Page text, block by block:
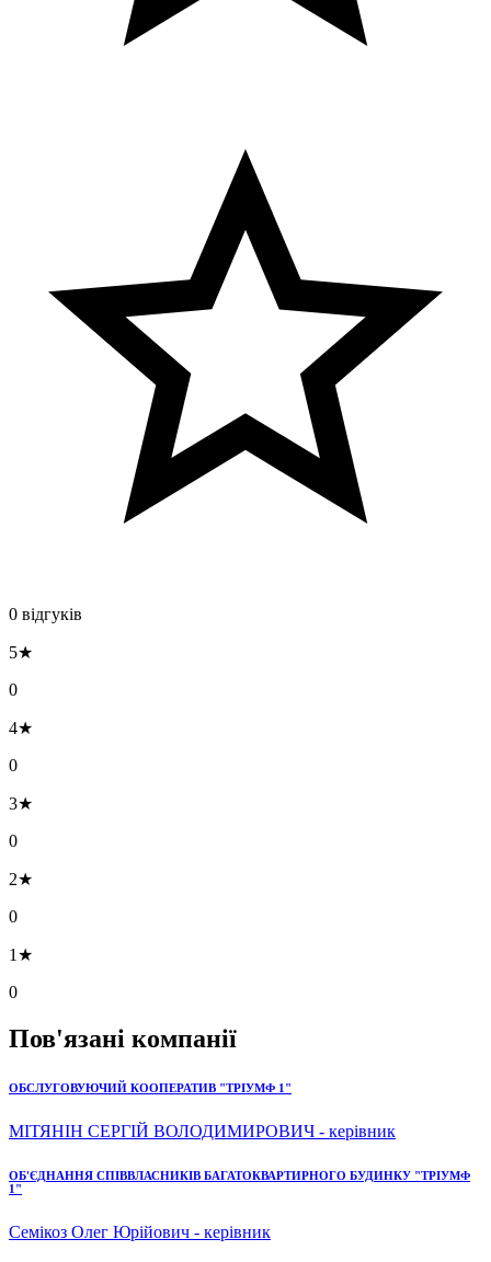
0 відгуків
5★
0
4★
0
3★
0
2★
0
1★
0
Пов'язані компанії
ОБСЛУГОВУЮЧИЙ КООПЕРАТИВ "ТРІУМФ 1"
МІТЯНІН СЕРГІЙ ВОЛОДИМИРОВИЧ - керівник
ОБ'ЄДНАННЯ СПІВВЛАСНИКІВ БАГАТОКВАРТИРНОГО БУДИНКУ "ТРІУМФ
1"
Семікоз Олег Юрійович - керівник